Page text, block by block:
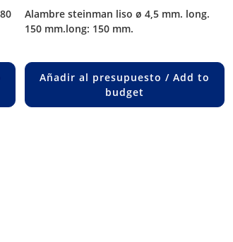
alambre steinman liso ø 4,5 mm. long.
150 mm.long: 150 mm.
Añadir al presupuesto / Add to
budget